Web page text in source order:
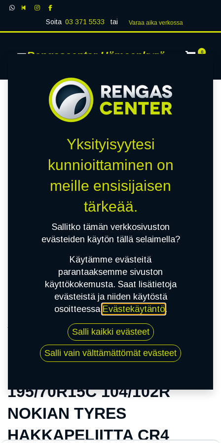
Soita 03 371 5533 tai Varaa aika verk​​​​ossa
Rengascenter Hämeenkyrö 0
195/70R15C 104/102R NOKIAN TYRES
HAKKAPELIITTA CR4
195/70R15C 104/102R
NOKIAN TYRES
HAKKAPELIITTA CR4
Yksityisyytesi
kunnioittaminen on
meille ensisijaisen
tärkeää.
Sallitko tämän verkkosivuston
evästeiden käytön tällä selaimella?
Käytämme evästeitä
parantaaksemme sivuston
käyttökokemusta. Saat lisätietoja
evästeistä ja niiden käytöstä
osoitteessa Evästekäytäntö.
Salli kaikki evästeet
Salli vain välttämättömät evästeet